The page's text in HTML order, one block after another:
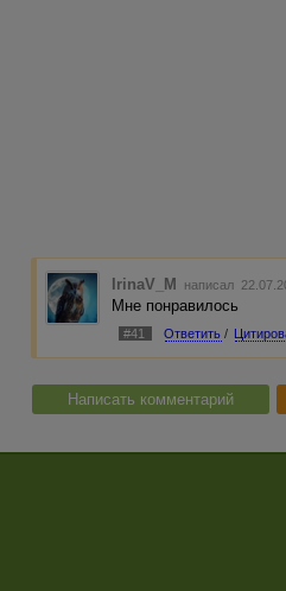
IrinaV_M написал
Мне понравилось
#41 Ответить /
Написать комментарий